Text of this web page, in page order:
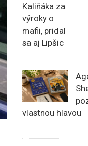
vlastnou hlavou